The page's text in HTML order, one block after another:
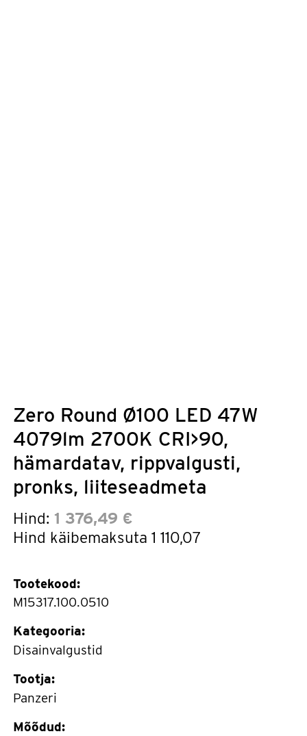
Zero Round Ø100 LED 47W
4079lm 2700K CRI>90,
hämardatav, rippvalgusti,
pronks, liiteseadmeta
Hind: 1 376,49 €
Hind käibemaksuta 1 110,07
Tootekood:
M15317.100.0510
Kategooria:
Disainvalgustid
Tootja:
Panzeri
Mõõdud: